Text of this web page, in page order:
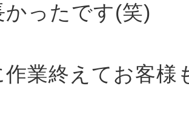
かったです(笑)
作業終えてお客